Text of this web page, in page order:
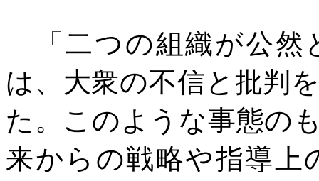
「二つの組織が公然
は、大衆の不信と批判
た。このような事態の
来からの戦略や指導上